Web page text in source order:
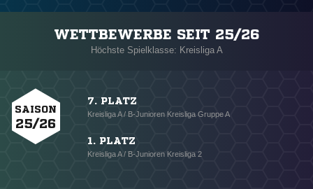
WETTBEWERBE SEIT 25/26
Höchste Spielklasse: Kreisliga A
SAISON
25/26
7. PLATZ
Kreisliga A / B-Junioren Kreisliga Gruppe A
1. PLATZ
Kreisliga A / B-Junioren Kreisliga 2